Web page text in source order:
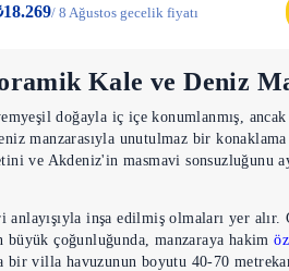
/ 8 Ağustos gecelik fiyatı
Kale ve Deniz
doğayla iç içe konumlanmış,
manzarasıyla unutulmaz bir
ve Akdeniz'in masmavi sonsuzluğunu
inşa edilmiş olmaları yer
büyük çoğunluğunda, manzaraya hakim
villa havuzunun boyutu 40-70